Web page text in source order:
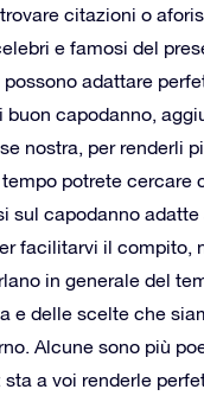
citazioni o
e famosi del
adattare
buon capodanno,
nostra, per renderli
potrete cercare
sul capodanno adatte
facilitarvi il compito,
in generale del
e delle scelte che
Alcune sono più
a voi renderle